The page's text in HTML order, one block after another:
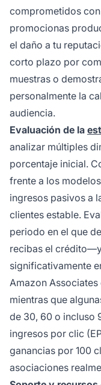
comprometidos
promocionas
el daño a tu
corto plazo por
muestras o
personalmente la
audiencia.
Evaluación de la
analizar múltiples
porcentaje inicial.
frente a los
ingresos pasivos a
clientes estable.
periodo en el que
recibas el
significativamente
Amazon
mientras que
de 30, 60 o incluso
ingresos por clic
ganancias por 100
asociaciones